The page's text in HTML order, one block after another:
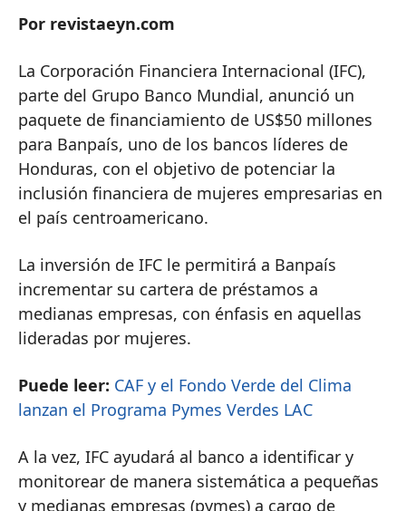
Por revistaeyn.com
La Corporación Financiera Internacional (IFC),
parte del Grupo Banco Mundial, anunció un
paquete de financiamiento de US$50 millones
para Banpaís, uno de los bancos líderes de
Honduras, con el objetivo de potenciar la
inclusión financiera de mujeres empresarias en
el país centroamericano.
La inversión de IFC le permitirá a Banpaís
incrementar su cartera de préstamos a
medianas empresas, con énfasis en aquellas
lideradas por mujeres.
Puede leer: CAF y el Fondo Verde del Clima
lanzan el Programa Pymes Verdes LAC
A la vez, IFC ayudará al banco a identificar y
monitorear de manera sistemática a pequeñas
y medianas empresas (pymes) a cargo de